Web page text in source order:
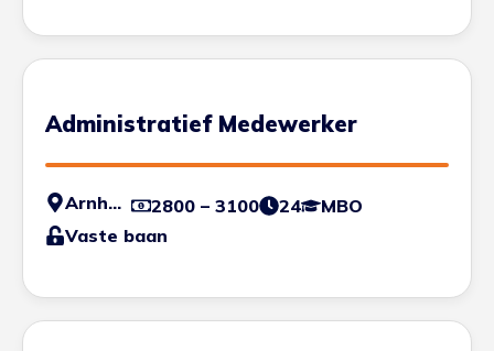
Administratief Medewerker
Arnhem 2800 – 3100 24
MBO
Vaste baan